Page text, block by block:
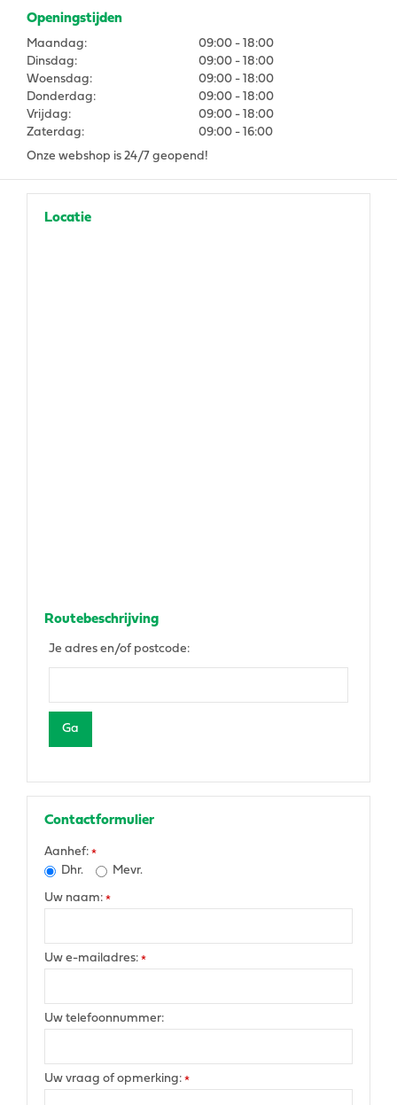
Openingstijden
Maandag:
09:00 - 18:00
Dinsdag:
09:00 - 18:00
Woensdag:
09:00 - 18:00
Donderdag:
09:00 - 18:00
Vrijdag:
09:00 - 18:00
Zaterdag:
09:00 - 16:00
Onze webshop is 24/7 geopend!
Locatie
Routebeschrijving
Je adres en/of postcode:
Contactformulier
Aanhef: *
Dhr.
Mevr.
Uw naam: *
Uw e-mailadres: *
Uw telefoonnummer:
Uw vraag of opmerking: *